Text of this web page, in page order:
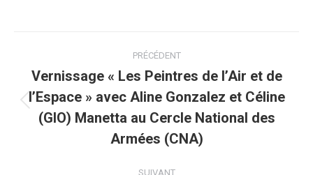
article
PRÉCÉDENT
précédent
:
Vernissage « Les Peintres de l’Air et de
l’Espace » avec Aline Gonzalez et Céline
(GIO) Manetta au Cercle National des
Armées (CNA)
SUIVANT